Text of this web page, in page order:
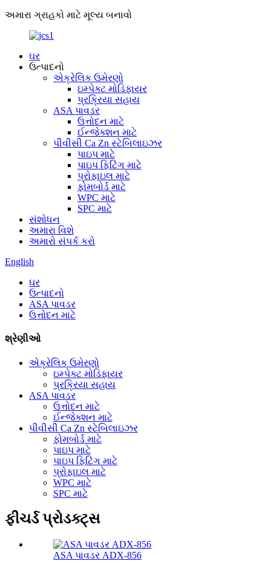
અમારા ગ્રાહકો માટે મૂલ્ય બનાવો
ઘર
ઉત્પાદનો
એક્રેલિક ઉમેરણો
ઇમ્પેક્ટ મોડિફાયર
પ્રક્રિયા સહાય
ASA પાવડર
ઉત્તોદન માટે
ઈન્જેક્શન માટે
પીવીસી Ca Zn સ્ટેબિલાઇઝર
પાઇપ માટે
પાઇપ ફિટિંગ માટે
પ્રોફાઇલ માટે
ફોમબોર્ડ માટે
WPC માટે
SPC માટે
સંશોધન
અમારા વિશે
અમારો સંપર્ક કરો
English
ઘર
ઉત્પાદનો
ASA પાવડર
ઉત્તોદન માટે
શ્રેણીઓ
એક્રેલિક ઉમેરણો
ઇમ્પેક્ટ મોડિફાયર
પ્રક્રિયા સહાય
ASA પાવડર
ઉત્તોદન માટે
ઈન્જેક્શન માટે
પીવીસી Ca Zn સ્ટેબિલાઇઝર
ફોમબોર્ડ માટે
પાઇપ માટે
પાઇપ ફિટિંગ માટે
પ્રોફાઇલ માટે
WPC માટે
SPC માટે
ફીચર્ડ પ્રોડક્ટ્સ
ASA પાવડર ADX-856